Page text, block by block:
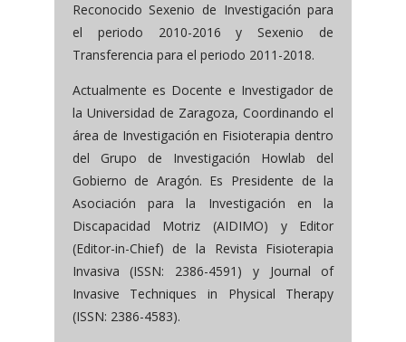
Reconocido Sexenio de Investigación para
el periodo 2010-2016 y Sexenio de
Transferencia para el periodo 2011-2018.
Actualmente es Docente e Investigador de
la Universidad de Zaragoza, Coordinando el
área de Investigación en Fisioterapia dentro
del Grupo de Investigación Howlab del
Gobierno de Aragón. Es Presidente de la
Asociación para la Investigación en la
Discapacidad Motriz (AIDIMO) y Editor
(Editor-in-Chief) de la Revista Fisioterapia
Invasiva (ISSN: 2386-4591) y Journal of
Invasive Techniques in Physical Therapy
(ISSN: 2386-4583).